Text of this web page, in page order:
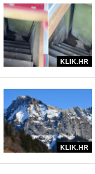
KLIK.HR
KLIK.HR